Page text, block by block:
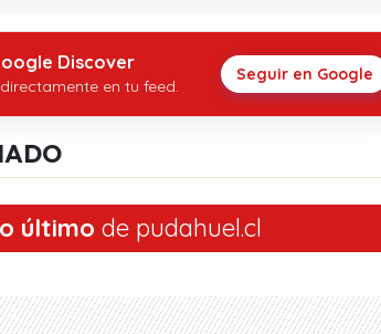
Discover
en tu feed.
Seguir en Google
último de pudahuel.cl